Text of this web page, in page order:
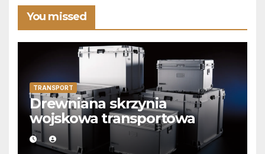
You missed
TRANSPORT
Drewniana skrzynia
wojskowa transportowa